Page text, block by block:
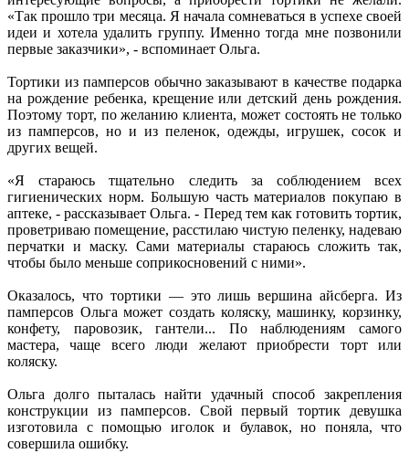
«Так прошло три месяца. Я начала сомневаться в успехе своей
идеи и хотела удалить группу. Именно тогда мне позвонили
первые заказчики», - вспоминает Ольга.
Тортики из памперсов обычно заказывают в качестве подарка
на рождение ребенка, крещение или детский день рождения.
Поэтому торт, по желанию клиента, может состоять не только
из памперсов, но и из пеленок, одежды, игрушек, сосок и
других вещей.
«Я стараюсь тщательно следить за соблюдением всех
гигиенических норм. Большую часть материалов покупаю в
аптеке, - рассказывает Ольга. - Перед тем как готовить тортик,
проветриваю помещение, расстилаю чистую пеленку, надеваю
перчатки и маску. Сами материалы стараюсь сложить так,
чтобы было меньше соприкосновений с ними».
Оказалось, что тортики — это лишь вершина айсберга. Из
памперсов Ольга может создать коляску, машинку, корзинку,
конфету, паровозик, гантели... По наблюдениям самого
мастера, чаще всего люди желают приобрести торт или
коляску.
Ольга долго пыталась найти удачный способ закрепления
конструкции из памперсов. Свой первый тортик девушка
изготовила с помощью иголок и булавок, но поняла, что
совершила ошибку.